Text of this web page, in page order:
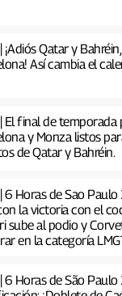
¡Adiós Qatar y
Así cambia el
El final de temporada
y Monza listos
de Qatar y Bahréin.
6 Horas de Sao
la victoria con el
sube al podio y
en la categoría
6 Horas de São